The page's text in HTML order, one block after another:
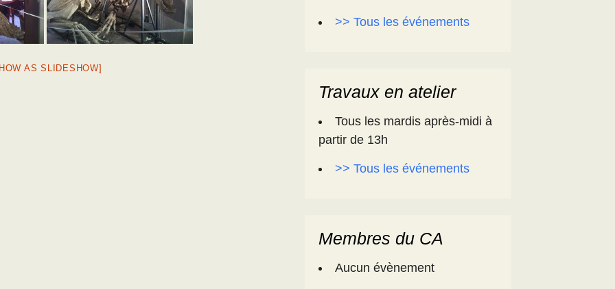
AS SLIDESHOW]
>> Tous les événements
Travaux en atelier
Tous les mardis après-midi à
partir de 13h
>> Tous les événements
Membres du CA
Aucun évènement